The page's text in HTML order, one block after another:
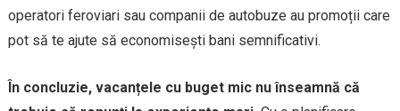
operatori feroviari sau companii de autobuze au promoții care
pot să te ajute să economisești bani semnificativi.
În concluzie, vacanțele cu buget mic nu înseamnă că